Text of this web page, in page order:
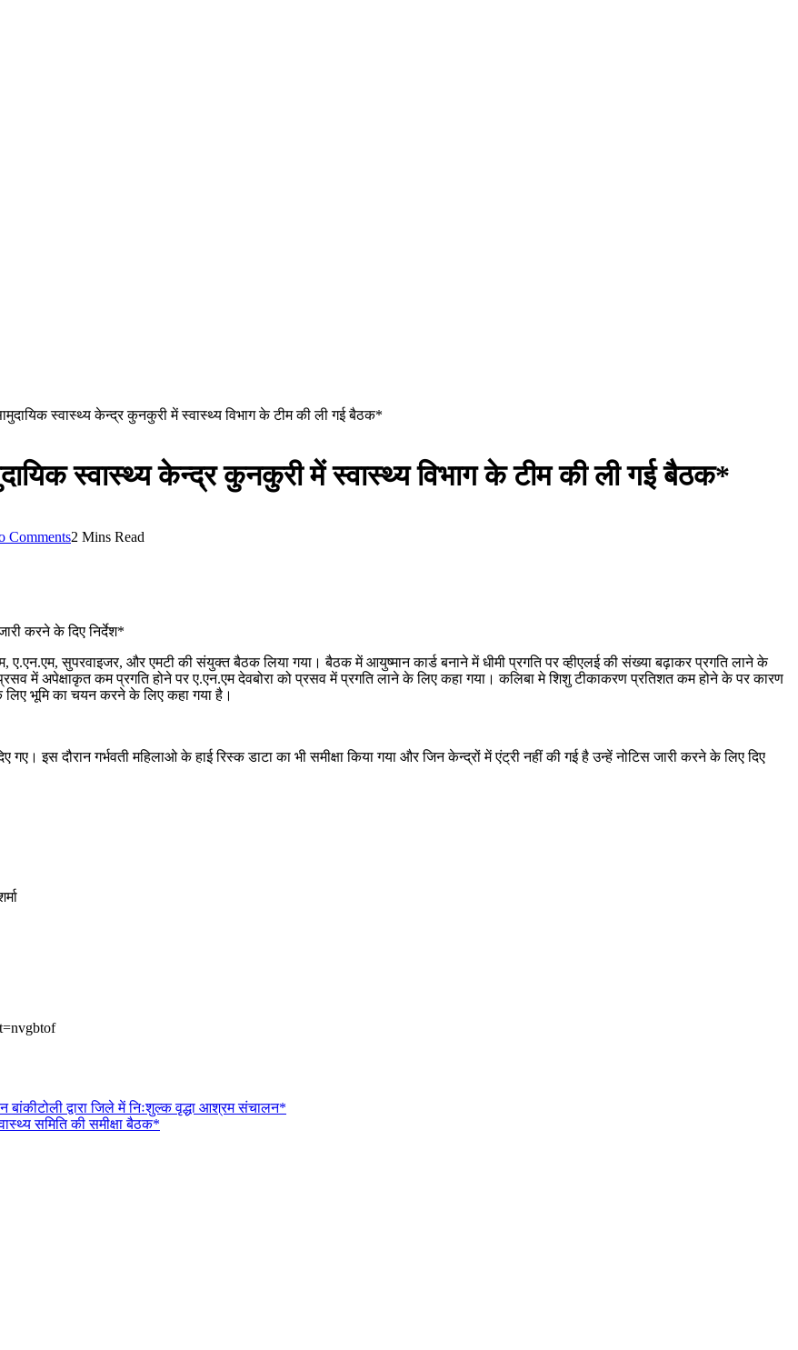
स्वास्थ्य केन्द्र कुनकुरी में स्वास्थ्य विभाग के टीम की ली गई बैठक*
स्वास्थ्य केन्द्र कुनकुरी में स्वास्थ्य विभाग के टीम की ली गई बैठक*
Comments2 Mins Read
करने के दिए निर्देश*
सुपरवाइजर, और एमटी की संयुक्त बैठक लिया गया। बैठक में आयुष्मान कार्ड बनाने में धीमी प्रगति पर व्हीएलई की संख्या बढ़ाकर प्रगति लाने के
में अपेक्षाकृत कम प्रगति होने पर ए.एन.एम देवबोरा को प्रसव में प्रगति लाने के लिए कहा गया। कलिबा मे शिशु टीकाकरण प्रतिशत कम होने के पर कारण
लिए भूमि का चयन करने के लिए कहा गया है।
इस दौरान गर्भवती महिलाओ के हाई रिस्क डाटा का भी समीक्षा किया गया और जिन केन्द्रों में एंट्री नहीं की गई है उन्हें नोटिस जारी करने के लिए दिए
द्वारा जिले में निःशुल्क वृद्धा आश्रम संचालन*
समिति की समीक्षा बैठक*